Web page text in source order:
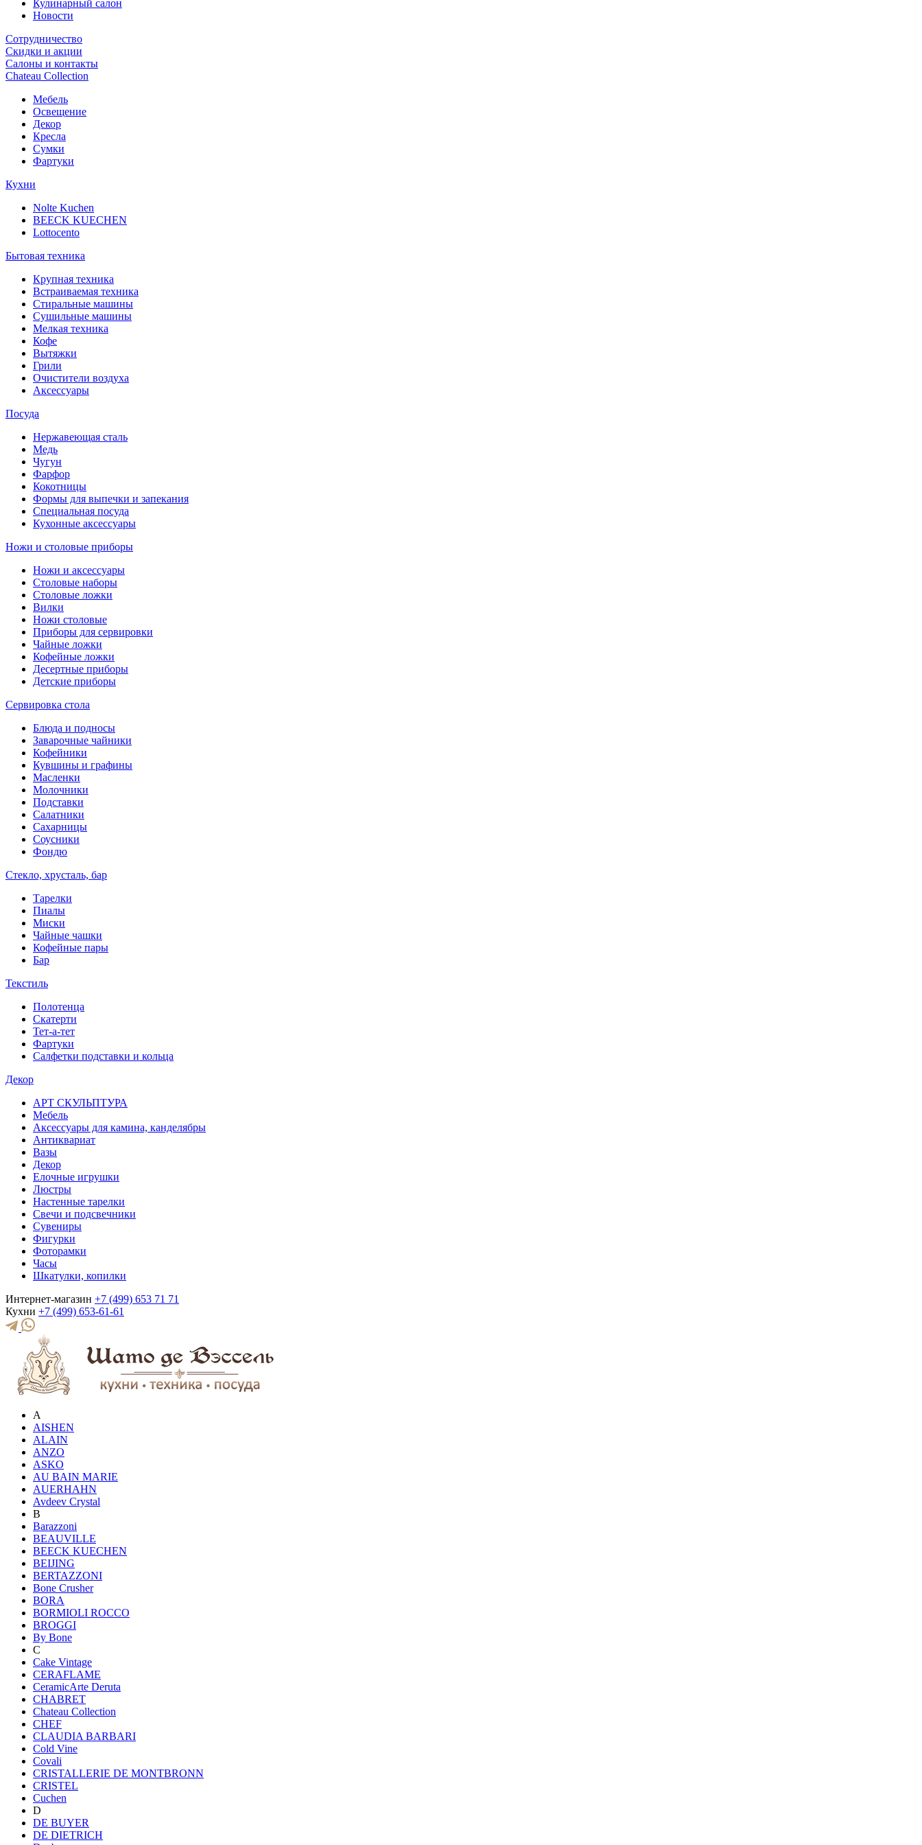
Кулинарный салон
Новости
Сотрудничество
Скидки и акции
Салоны и контакты
Chateau Collection
Мебель
Освещение
Декор
Кресла
Сумки
Фартуки
Кухни
Nolte Kuchen
BEECK KUECHEN
Lottocento
Бытовая техника
Крупная техника
Встраиваемая техника
Стиральные машины
Сушильные машины
Мелкая техника
Кофе
Вытяжки
Грили
Очистители воздуха
Аксессуары
Посуда
Нержавеющая сталь
Медь
Чугун
Фарфор
Кокотницы
Формы для выпечки и запекания
Специальная посуда
Кухонные аксессуары
Ножи и столовые приборы
Ножи и аксессуары
Столовые наборы
Столовые ложки
Вилки
Ножи столовые
Приборы для сервировки
Чайные ложки
Кофейные ложки
Десертные приборы
Детские приборы
Сервировка стола
Блюда и подносы
Заварочные чайники
Кофейники
Кувшины и графины
Масленки
Молочники
Подставки
Салатники
Сахарницы
Соусники
Фондю
Стекло, хрусталь, бар
Тарелки
Пиалы
Миски
Чайные чашки
Кофейные пары
Бар
Текстиль
Полотенца
Скатерти
Тет-а-тет
Фартуки
Салфетки подставки и кольца
Декор
АРТ СКУЛЬПТУРА
Мебель
Аксессуары для камина, канделябры
Антиквариат
Вазы
Декор
Елочные игрушки
Люстры
Настенные тарелки
Свечи и подсвечники
Сувениры
Фигурки
Фоторамки
Часы
Шкатулки, копилки
Интернет-магазин +7 (499) 653 71 71
Кухни +7 (499) 653-61-61
A
AISHEN
ALAIN
ANZO
ASKO
AU BAIN MARIE
AUERHAHN
Avdeev Crystal
B
Barazzoni
BEAUVILLE
BEECK KUECHEN
BEIJING
BERTAZZONI
Bone Crusher
BORA
BORMIOLI ROCCO
BROGGI
By Bone
C
Cake Vintage
CERAFLAME
CeramicArte Deruta
CHABRET
Chateau Collection
CHEF
CLAUDIA BARBARI
Cold Vine
Covali
CRISTALLERIE DE MONTBRONN
CRISTEL
Cuchen
D
DE BUYER
DE DIETRICH